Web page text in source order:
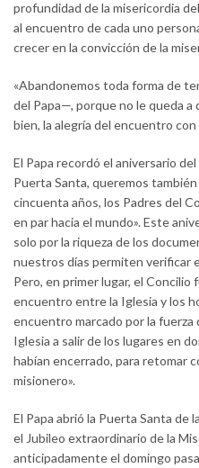
profundidad de la misericordia
al encuentro de cada uno
crecer en la convicción de la
«Abandonemos toda forma de
del Papa—, porque no le queda a
bien, la alegría del encuentro
El Papa recordó el aniversario
Puerta Santa, queremos
cincuenta años, los Padres del
en par hacia el mundo». Este
solo por la riqueza de los
nuestros días permiten verificar
Pero, en primer lugar, el
encuentro entre la Iglesia y los
encuentro marcado por la fuerza
Iglesia a salir de los lugares en
habían encerrado, para retomar
misionero».
El Papa abrió la Puerta Santa de
el Jubileo extraordinario de la
anticipadamente el domingo